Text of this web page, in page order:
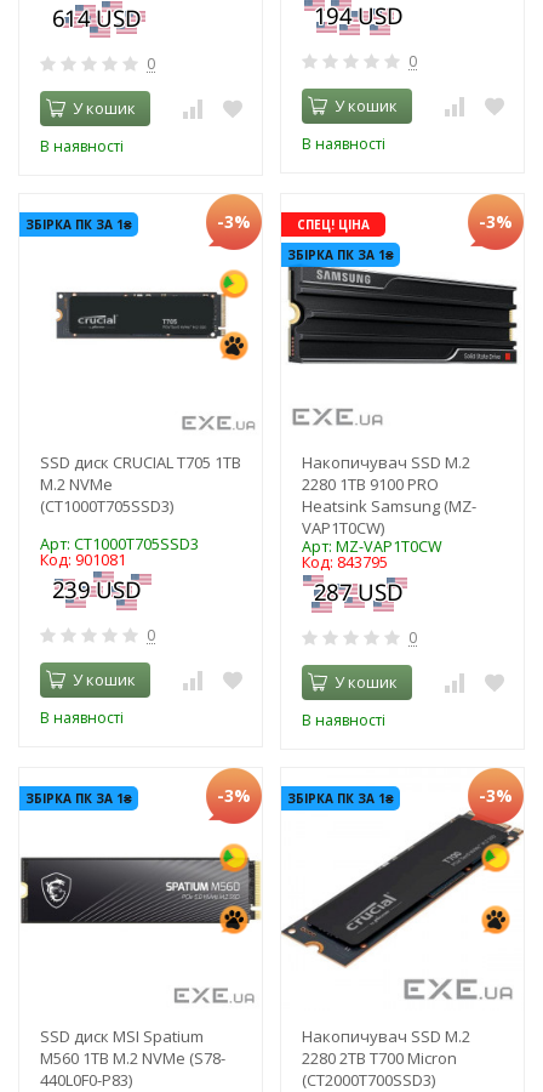
0
У кошик
В наявності
0
У кошик
В наявності
ЗБІРКА ПК ЗА 1₴ -3%
SSD диск CRUCIAL T705 1TB
M.2 NVMe
(CT1000T705SSD3)
Арт: CT1000T705SSD3
Код: 901081
0
У кошик
В наявності
СПЕЦ! ЦІНА
ЗБІРКА ПК ЗА 1₴
-3%
Накопичувач SSD M.2
2280 1TB 9100 PRO
Heatsink Samsung (MZ-
VAP1T0CW)
Арт: MZ-VAP1T0CW
Код: 843795
0
У кошик
В наявності
ЗБІРКА ПК ЗА 1₴ -3%
SSD диск MSI Spatium
M560 1TB M.2 NVMe (S78-
440L0F0-P83)
ЗБІРКА ПК ЗА 1₴ -3%
Накопичувач SSD M.2
2280 2TB T700 Micron
(CT2000T700SSD3)